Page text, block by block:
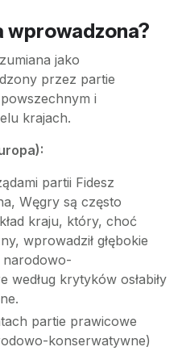
wprowadzona?
jako
przez partie
i
krajach.
partii Fidesz
Węgry są często
kraju, który, choć
wprowadził głębokie
krytyków osłabiły
partie prawicowe
konserwatywne)